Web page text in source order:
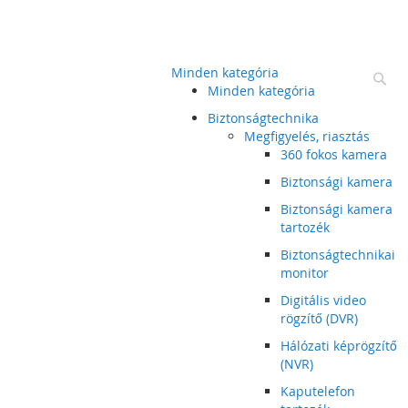
Minden kategória
Minden kategória
Biztonságtechnika
Megfigyelés, riasztás
360 fokos kamera
Biztonsági kamera
Biztonsági kamera
tartozék
Biztonságtechnikai
monitor
Digitális video
rögzítő (DVR)
Hálózati képrögzítő
(NVR)
Kaputelefon